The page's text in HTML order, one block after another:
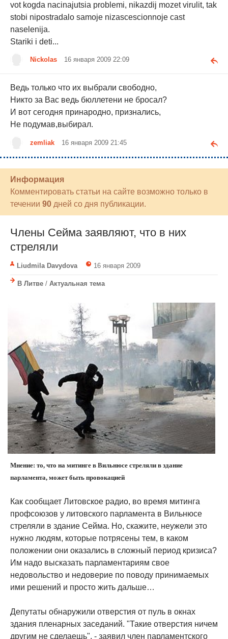
vot kogda nacinajutsia problemi, nikazdij mozet virulit, tak
stobi nipostradalo samoje nizascescionnoje cast
naselenija.
Stariki i deti...
Nickolas 16 января 2009 22:09
Ведь только что их выбрали свободно,
Никто за Вас ведь бюллетени не бросал?
И вот сегодня принародно, признались,
Не подумав,выбирал.
zemliak 16 января 2009 21:45
Информация
Комментировать статьи на сайте возможно только в
течении 90 дней со дня публикации.
Члены Сейма заявляют, что в них
стреляли
Liudmila Davydova 16 января 2009
В Литве / Актуальная тема
Мнение: то, что на митинге в Вильнюсе стреляли в здание
парламента, может быть провокацией
Как сообщает Литовское радио, во время митинга
профсоюзов у литовского парламента в Вильнюсе
стреляли в здание Сейма. Но, скажите, неужели это
нужно людям, которые потрясены тем, в каком
положении они оказались в сложный период кризиса?
Им надо высказать парламентариям свое
недовольство и недоверие по поводу принимаемых
ими решений и просто жить дальше…
Депутаты обнаружили отверстия от пуль в окнах
здания пленарных заседаний. "Такие отверстия ничем
другим не сделаешь", - заявил член парламентского